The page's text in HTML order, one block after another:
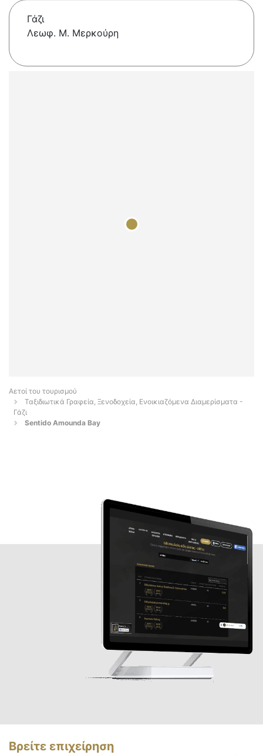
Γάζι
Λεωφ. Μ. Μερκούρη
Αετοί του τουρισμού
Ταξιδιωτικά Γραφεία, Ξενοδοχεία, Ενοικιαζόμενα Διαμερίσματα -
Γάζι
Sentido Amounda Bay
Βρείτε επιχείρηση